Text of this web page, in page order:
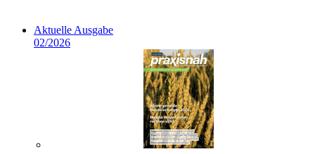
Aktuelle Ausgabe
02/2026